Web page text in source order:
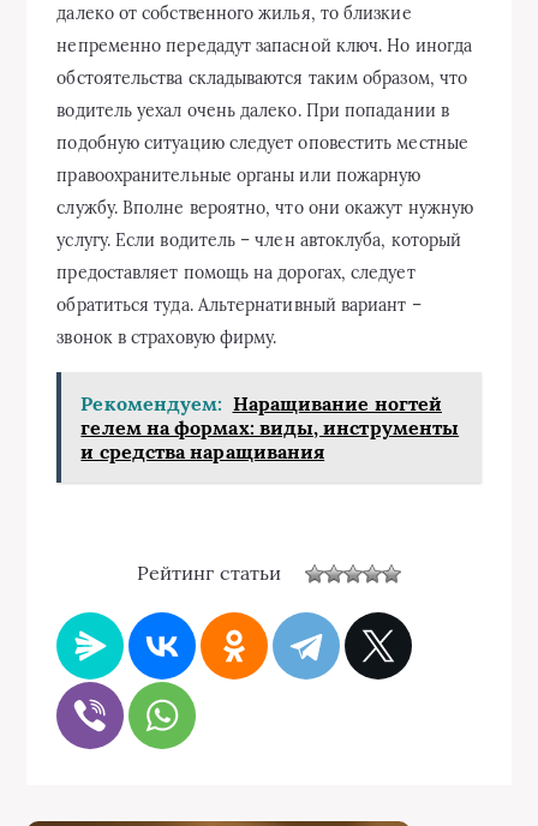
далеко от собственного жилья, то близкие
непременно передадут запасной ключ. Но иногда
обстоятельства складываются таким образом, что
водитель уехал очень далеко. При попадании в
подобную ситуацию следует оповестить местные
правоохранительные органы или пожарную
службу. Вполне вероятно, что они окажут нужную
услугу. Если водитель – член автоклуба, который
предоставляет помощь на дорогах, следует
обратиться туда. Альтернативный вариант –
звонок в страховую фирму.
Рекомендуем: Наращивание ногтей
гелем на формах: виды, инструменты
и средства наращивания
Рейтинг статьи